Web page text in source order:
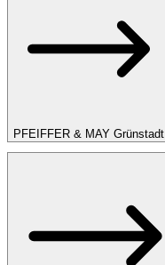
PFEIFFER & MAY Grünstadt